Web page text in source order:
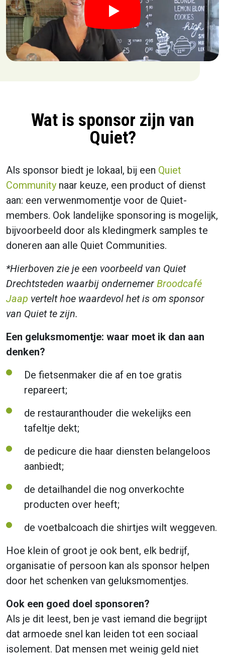
Wat is sponsor zijn van
Quiet?
Als sponsor biedt je lokaal, bij een Quiet
Community naar keuze, een product of dienst
aan: een verwenmomentje voor de Quiet-
members. Ook landelijke sponsoring is mogelijk,
bijvoorbeeld door als kledingmerk samples te
doneren aan alle Quiet Communities.
*Hierboven zie je een voorbeeld van Quiet
Drechtsteden waarbij ondernemer Broodcafé
Jaap vertelt hoe waardevol het is om sponsor
van Quiet te zijn.
Een geluksmomentje: waar moet ik dan aan
denken?
De fietsenmaker die af en toe gratis
repareert;
de restauranthouder die wekelijks een
tafeltje dekt;
de pedicure die haar diensten belangeloos
aanbiedt;
de detailhandel die nog onverkochte
producten over heeft;
de voetbalcoach die shirtjes wilt weggeven.
Hoe klein of groot je ook bent, elk bedrijf,
organisatie of persoon kan als sponsor helpen
door het schenken van geluksmomentjes.
Ook een goed doel sponsoren?
Als je dit leest, ben je vast iemand die begrijpt
dat armoede snel kan leiden tot een sociaal
isolement. Dat mensen met weinig geld niet